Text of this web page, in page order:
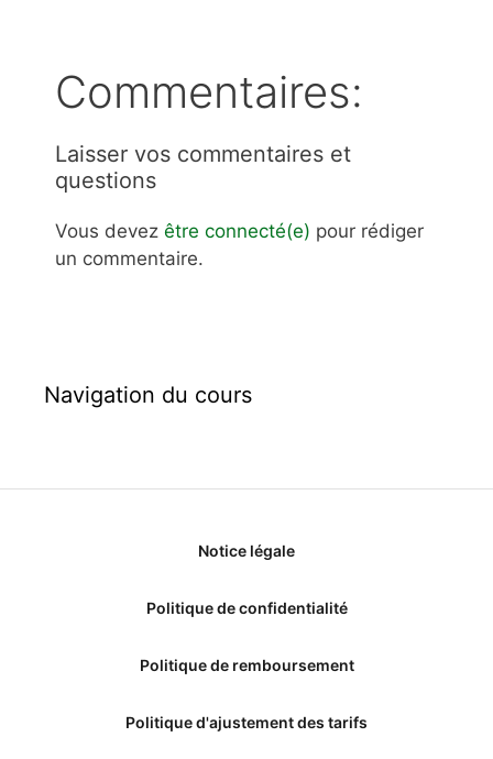
Commentaires:
Laisser vos commentaires et
questions
Vous devez être connecté(e) pour rédiger
un commentaire.
Navigation du cours
Notice légale
Politique de confidentialité
Politique de remboursement
Politique d'ajustement des tarifs